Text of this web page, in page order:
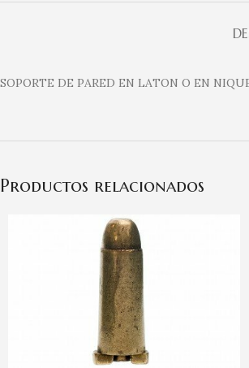
SOPORTE DE PARED EN LATON O EN
Productos relacionados